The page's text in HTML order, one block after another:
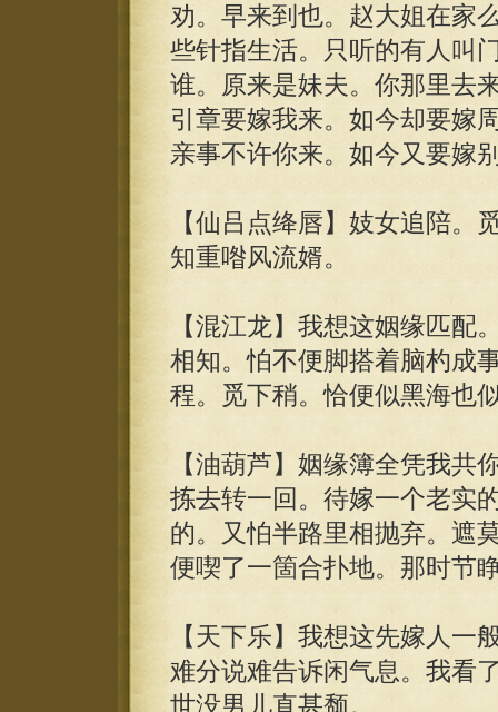
劝。早来到也。赵大姐在家
些针指生活。只听的有人叫
谁。原来是妹夫。你那里去
引章要嫁我来。如今却要嫁
亲事不许你来。如今又要嫁
【仙吕点绛唇】妓女追陪。
知重喒风流婿。
【混江龙】我想这姻缘匹配
相知。怕不便脚搭着脑杓成
程。觅下稍。恰便似黑海也
【油葫芦】姻缘簿全凭我共
拣去转一回。待嫁一个老实
的。又怕半路里相抛弃。遮
便喫了一箇合扑地。那时节
【天下乐】我想这先嫁人一
难分说难告诉闲气息。我看
世没男儿直甚颓。